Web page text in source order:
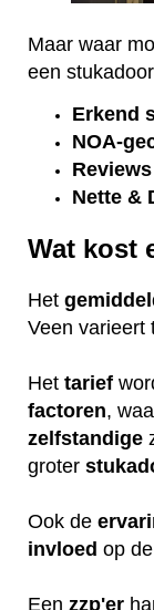
Maar waar
een
Erkend
NOA-
Nette &
Wat kost
Het
Veen varieert
Het tarief
factoren,
zelfstandige
groter
Ook de
invloed op
Een zzp'er